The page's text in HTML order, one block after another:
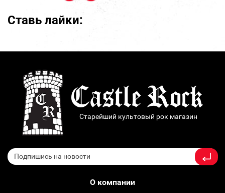
Ставь лайки:
Старейший культовый рок магазин
О компании